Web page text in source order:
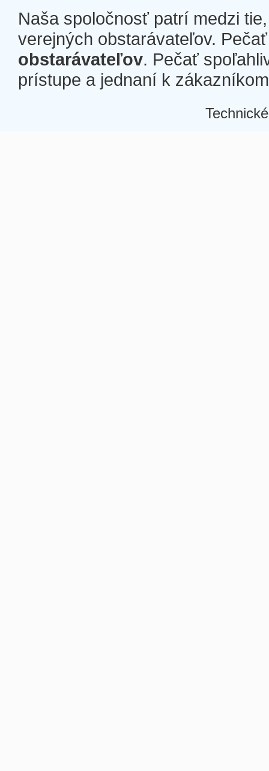
Naša spoločnosť patrí medzi
verejných obstarávateľov.
obstarávateľov. Pečať
prístupe a jednaní k